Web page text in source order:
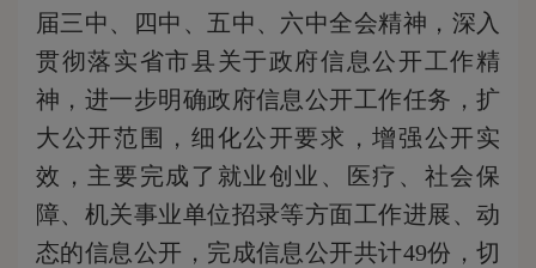
届三中、四中、五中、六中全会精神，深入
贯彻落实省市县关于政府信息公开工作精
神，进一步明确政府信息公开工作任务，扩
大公开范围，细化公开要求，增强公开实
效，主要完成了就业创业、医疗、社会保
障、机关事业单位招录等方面工作进展、动
态的信息公开，完成信息公开共计49份，切